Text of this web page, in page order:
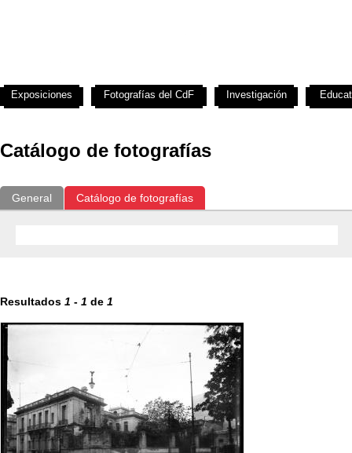
Catálogo de fotografías
General Catálogo de fotografías
Resultados 1 - 1 de 1
Exposiciones Fotografías del CdF Investigación